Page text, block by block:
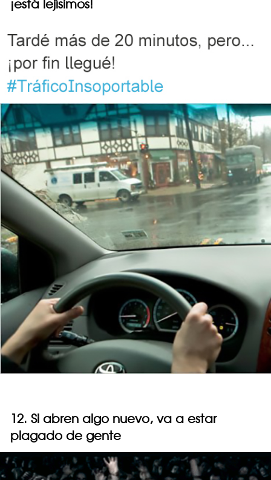
¡está lejísimos!
12. Si abren algo nuevo, va a estar
plagado de gente